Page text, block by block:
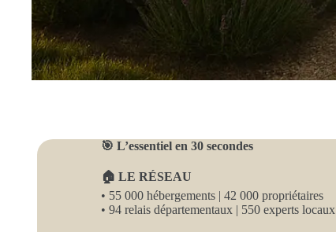
🎯 L’essentiel en 30 secondes
🏠 LE RÉSEAU
• 55 000 hébergements | 42 000 propriétaires
• 94 relais départementaux | 550 experts locaux